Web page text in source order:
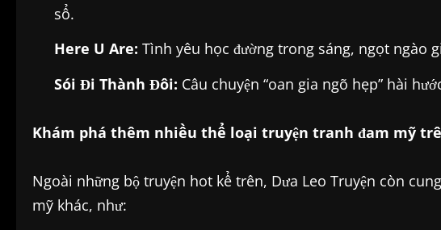
sổ.
Here U Are: Tình yêu học đường trong sáng, ngọt ngào
Sói Đi Thành Đôi: Câu chuyện “oan gia ngõ hẹp” hài
Khám phá thêm nhiều thể loại truyện tranh đam mỹ
Ngoài những bộ truyện hot kể trên, Dưa Leo Truyện còn
mỹ khác, như: